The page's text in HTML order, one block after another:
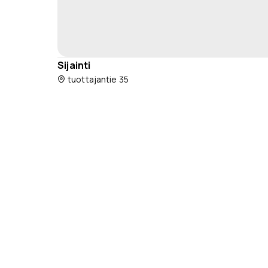
Sijainti
tuottajantie 35